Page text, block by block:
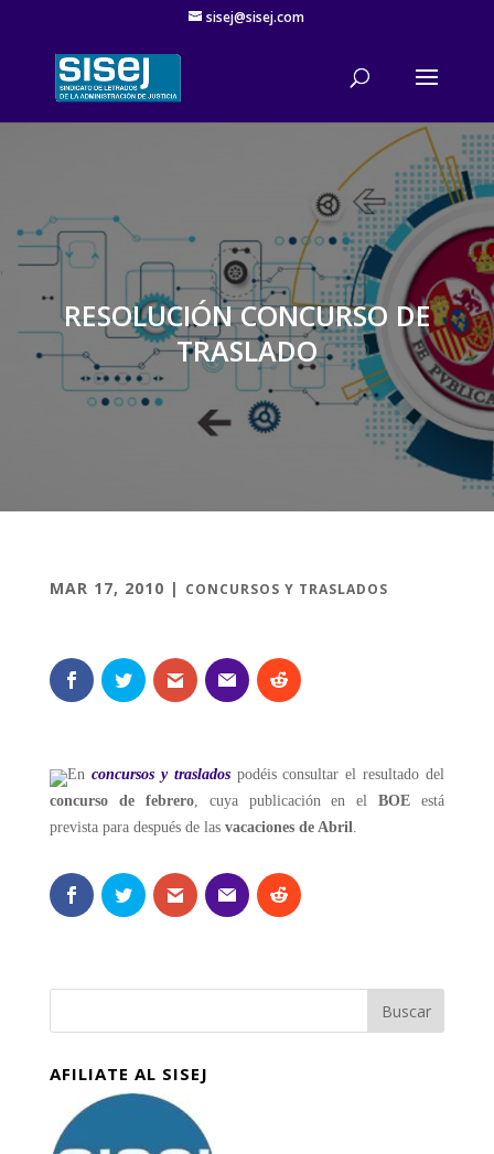
sisej@sisej.com
'
RESOLUCIÓN CONCURSO DE
TRASLADO
MAR 17, 2010 | CONCURSOS Y TRASLADOS
En concursos y trasladospodéis consultar el resultado del
concurso de febrero, cuya publicación en elBOEestá
prevista para después de las vacaciones de Abril.
AFILIATE AL SISEJ